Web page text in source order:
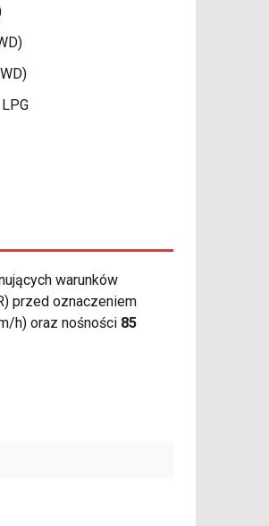
warunków
przed oznaczeniem
h) oraz nośności 85